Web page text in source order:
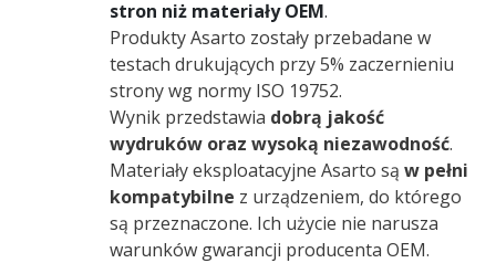
stron niż materiały OEM.
Produkty Asarto zostały przebadane w
testach drukujących przy 5% zaczernieniu
strony wg normy ISO 19752.
Wynik przedstawia dobrą jakość
wydruków oraz wysoką niezawodność.
Materiały eksploatacyjne Asarto są w pełni
kompatybilne z urządzeniem, do którego
są przeznaczone. Ich użycie nie narusza
warunków gwarancji producenta OEM.